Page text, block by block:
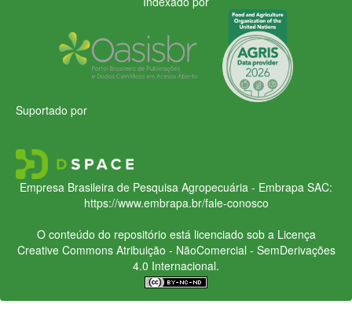
Suportado por
Empresa Brasileira de Pesquisa Agropecuária - Embrapa SAC:
https://www.embrapa.br/fale-conosco
O conteúdo do repositório está licenciado sob a Licença
Creative CommonsAtribuição - NãoComercial - SemDerivações
4.0 Internacional.